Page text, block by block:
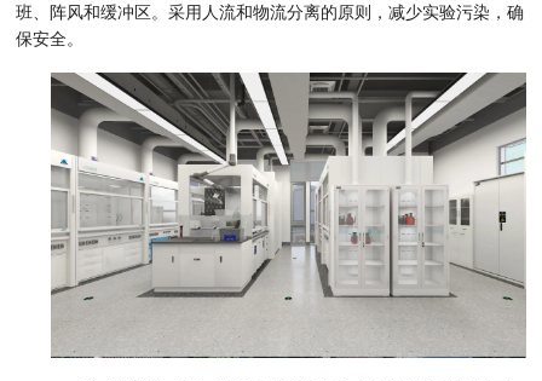
班、阵风和缓冲区。采用人流和物流分离的原则，减少实验污染，确
保安全。